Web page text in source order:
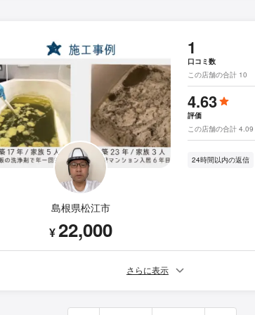
島根県松江市
¥22,000
1
口コミ数
この店舗の合計 10
4.63
評価
この店舗の合計 4.09
24時間以内の返信
さらに表示